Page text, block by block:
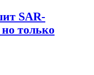
SAR-
только